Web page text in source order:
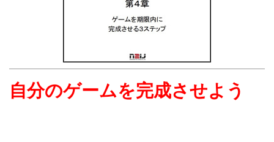
自分のゲームを完成させよう